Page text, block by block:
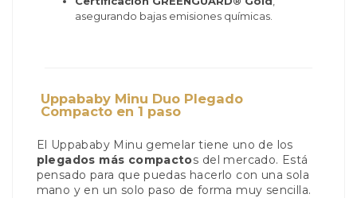
asegurando bajas emisiones químicas.
Uppababy Minu Duo Plegado
Compacto en 1 paso
El Uppababy Minu gemelar tiene uno de los
plegados más compactos del mercado. Está
pensado para que puedas hacerlo con una sola
mano y en un solo paso de forma muy sencilla.